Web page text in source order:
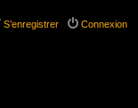
Connexion
S’enregistrer